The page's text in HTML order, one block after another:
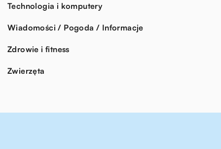
Technologia i komputery
Wiadomości / Pogoda / Informacje
Zdrowie i fitness
Zwierzęta